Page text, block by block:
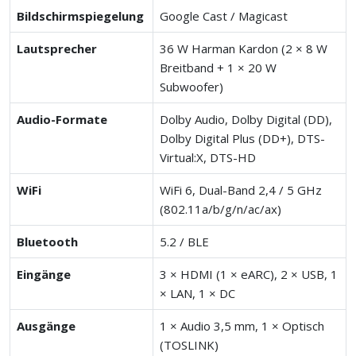
Bildschirmspiegelung Google Cast / Magicast
Lautsprecher
36 W Harman Kardon (2 × 8 W
Breitband + 1 × 20 W
Subwoofer)
Audio-Formate
Dolby Audio, Dolby Digital (DD),
Dolby Digital Plus (DD+), DTS-
Virtual:X, DTS-HD
WiFi
WiFi 6, Dual-Band 2,4 / 5 GHz
(802.11a/b/g/n/ac/ax)
Bluetooth 5.2 / BLE
Eingänge
3 × HDMI (1 × eARC), 2 × USB, 1
× LAN, 1 × DC
Ausgänge
1 × Audio 3,5 mm, 1 × Optisch
(TOSLINK)